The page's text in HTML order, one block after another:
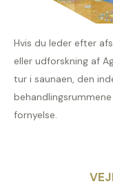
Hvis du leder efter
eller udforskning af
tur i saunaen, den
fornyelse.